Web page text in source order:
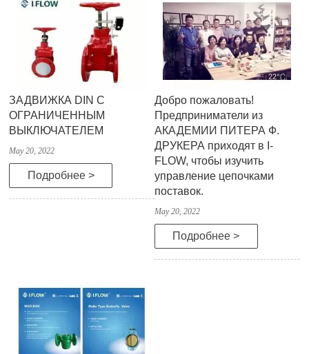
ЗАДВИЖКА DIN С
ОГРАНИЧЕННЫМ
ВЫКЛЮЧАТЕЛЕМ
May 20, 2022
Подробнее >
Добро пожаловать!
Предприниматели из
АКАДЕМИИ ПИТЕРА Ф.
ДРУКЕРА приходят в I-
FLOW, чтобы изучить
управление цепочками
поставок.
May 20, 2022
Подробнее >